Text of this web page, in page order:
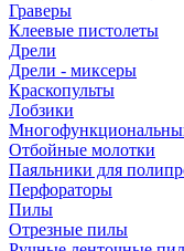
Граверы
Клеевые пистолеты
Дрели
Дрели - миксеры
Краскопульты
Лобзики
Отбойные молотки
Паяльники для
Перфораторы
Пилы
Отрезные пилы